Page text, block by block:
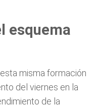
esquema
misma formación
del viernes en la
de la